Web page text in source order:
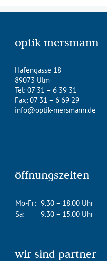
optik mersmann
Hafengasse 18
89073 Ulm
Tel: 07 31 – 6 39 31
Fax: 07 31 – 6 69 29
info@optik-mersmann.de
öffnungszeiten
Mo-Fr: 9.30 – 18.00 Uhr
Sa:
9.30 – 15.00 Uhr
wir sind partner